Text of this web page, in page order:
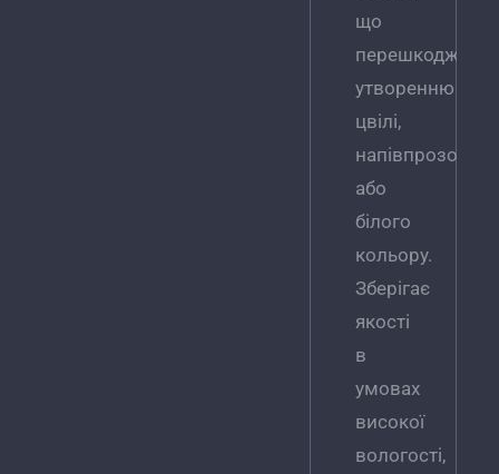
що
перешкоджає
утворенню
цвілі,
напівпрозорий
або
білого
кольору.
Зберігає
якості
в
умовах
високої
вологості,